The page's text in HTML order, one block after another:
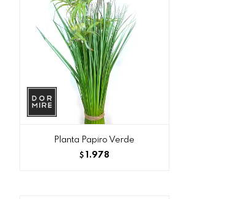
Planta Papiro Verde
$ 1.978